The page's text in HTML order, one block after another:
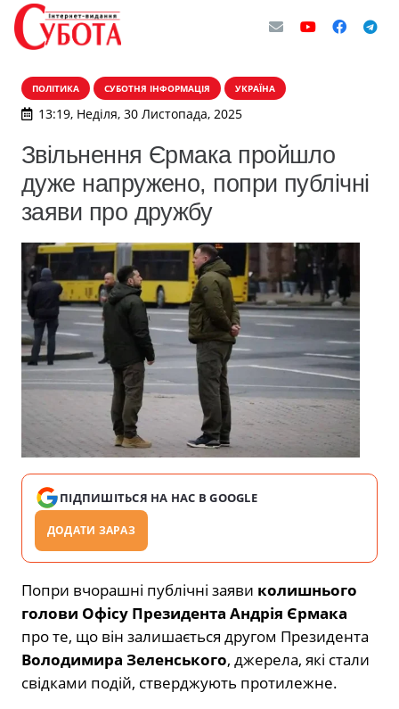
ПОЛІТИКА СУБОТНЯ ІНФОРМАЦІЯ УКРАЇНА
13:19, Неділя, 30 Листопада, 2025
Звільнення Єрмака пройшло
дуже напружено, попри публічні
заяви про дружбу
ПІДПИШІТЬСЯ НА НАС В GOOGLE
ДОДАТИ ЗАРАЗ
Попри вчорашні публічні заяви колишнього
голови Офісу Президента Андрія Єрмака
про те, що він залишається другом Президента
Володимира Зеленського, джерела, які стали
свідками подій, стверджують протилежне.